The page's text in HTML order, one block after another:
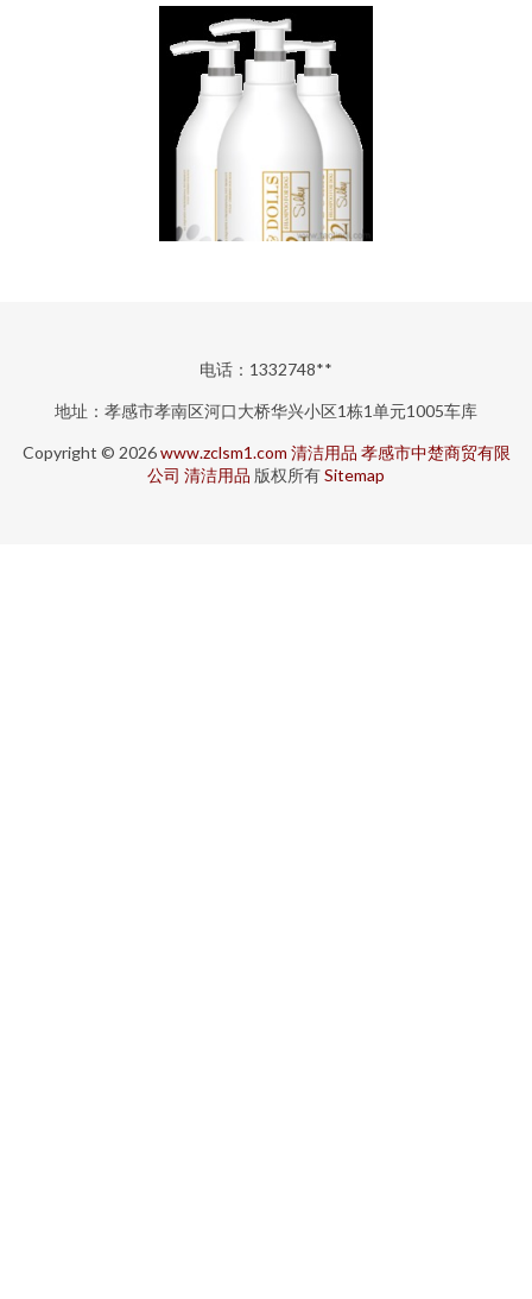
电话：1332748**
地址：孝感市孝南区河口大桥华兴小区1栋1单元1005车库
Copyright © 2026www.zclsm1.com 清洁用品 孝感市中楚商贸有限
公司 清洁用品 版权所有Sitemap